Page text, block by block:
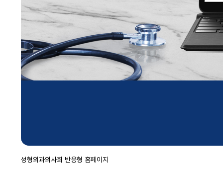
성형외과의사회 반응형 홈페이지